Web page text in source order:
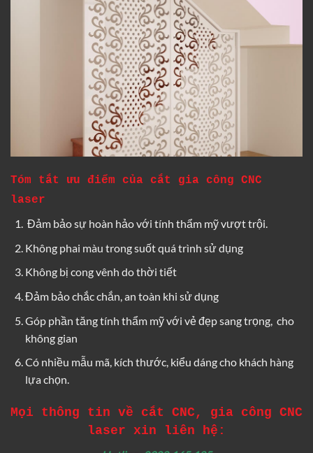
Tóm tắt ưu điểm của cắt gia công CNC
laser
Đảm bảo sự hoàn hảo với tính thẩm mỹ vượt trội.
Không phai màu trong suốt quá trình sử dụng
Không bị cong vênh do thời tiết
Đảm bảo chắc chắn, an toàn khi sử dụng
Góp phần tăng tính thẩm mỹ với vẻ đẹp sang trọng, cho
không gian
Có nhiều mẫu mã, kích thước, kiểu dáng cho khách hàng
lựa chọn.
Mọi thông tin về cắt CNC, gia công CNC
laser xin liên hệ: